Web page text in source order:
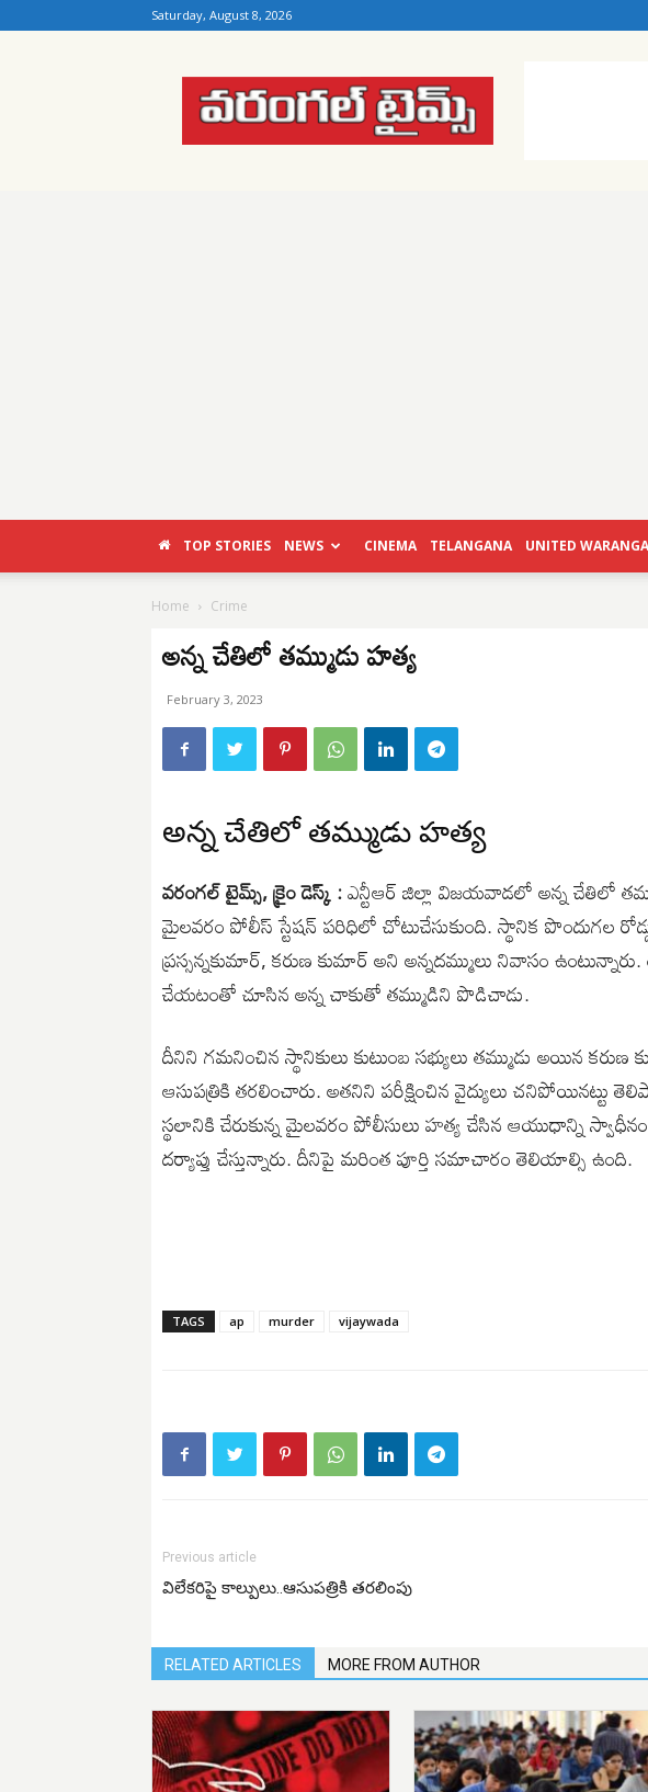
Saturday, August 8, 2026
Warangal
Times
TOP STORIES NEWS CINEMA TELANGANA UNITED
Home Crime
అన్న చేతిలో తమ్ముడు హత్య
February 3, 2023
అన్న చేతిలో తమ్ముడు హత్య
వరంగల్ టైమ్స్, క్రైం డెస్క్ :ఎన్టీఆర్ జిల్లా విజయవాడలో అన్న చేతిలో
మైలవరం పోలీస్ స్టేషన్ పరిధిలో చోటుచేసుకుంది. స్థానిక పొందుగల
ప్రస్సన్నకుమార్, కరుణ కుమార్ అని అన్నదమ్ములు నివాసం
చేయటంతో చూసిన అన్న చాకుతో తమ్ముడిని పొడిచాడు.
దీనిని గమనించిన స్థానికులు కుటుంబ సభ్యులు తమ్ముడు అయిన కరుణ
ఆసుపత్రికి తరలించారు. అతనిని పరీక్షించిన వైద్యులు చనిపోయినట్టు
స్థలానికి చేరుకున్న మైలవరం పోలీసులు హత్య చేసిన ఆయుధాన్ని
దర్యాప్తు చేస్తున్నారు. దీనిపై మరింత పూర్తి సమాచారం తెలియాల్సి ఉంది.
TAGS ap murder vijaywada
Previous article
విలేకరిపై కాల్పులు..ఆసుపత్రికి తరలింపు
RELATED ARTICLES MORE FROM AUTHOR